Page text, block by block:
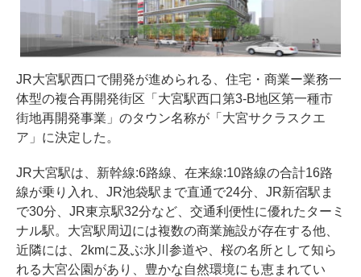
JR大宮駅西口で開発が進められる、住宅・商業ー業務一
体型の複合再開発街区「大宮駅西口第3-B地区第一種市
街地再開発事業」のタウン名称が「大宮サクラスクエ
ア」に決定した。
JR大宮駅は、新幹線:6路線、在来線:10路線の合計16路
線が乗り入れ、JR池袋駅まで直通で24分、JR新宿駅ま
で30分、JR東京駅32分など、交通利便性に優れたターミ
ナル駅。大宮駅周辺には複数の商業施設が存在する他、
近隣には、2kmに及ぶ氷川参道や、桜の名所として知ら
れる大宮公園があり、豊かな自然環境にも恵まれてい